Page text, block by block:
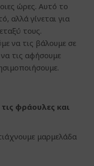
ώρες. Αυτό το
αλλά γίνεται για
τους.
να τις βάλουμε σε
τις αφήσουμε
φράουλες και
μαρμελάδα